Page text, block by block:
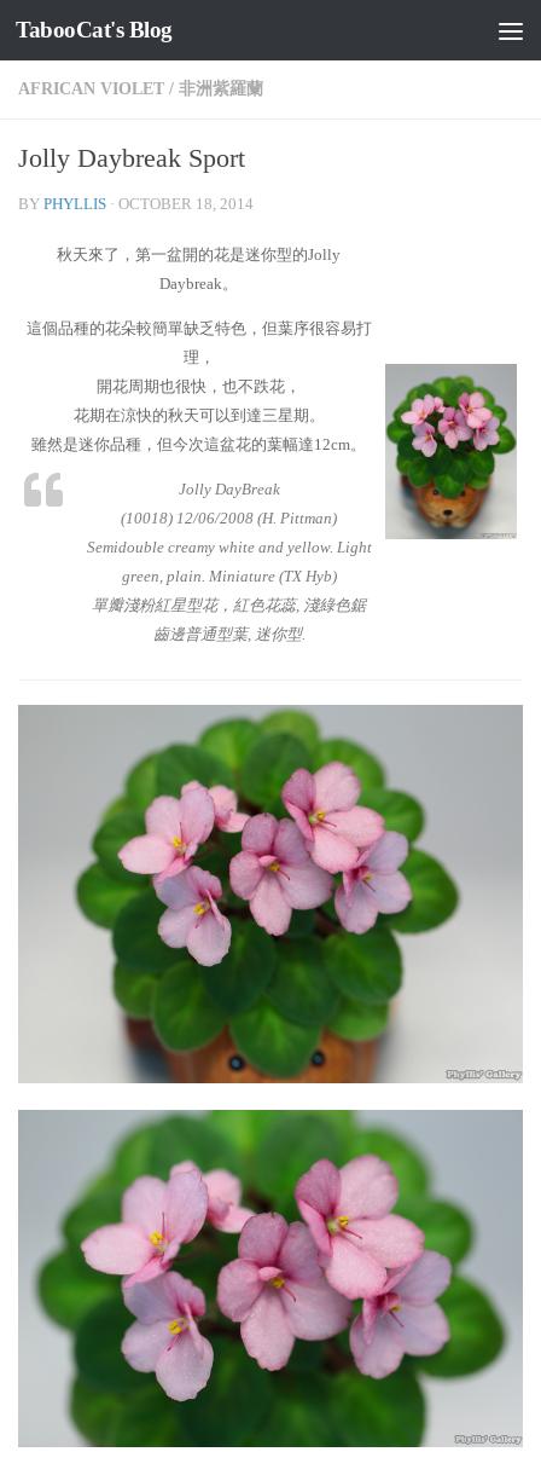
Skip to content
TabooCat's Blog
AFRICAN VIOLET / 非洲紫羅蘭
Jolly Daybreak Sport
BY PHYLLIS · OCTOBER 18, 2014
秋天來了，第一盆開的花是迷你型的Jolly
Daybreak。
這個品種的花朵較簡單缺乏特色，但葉序很容易打
理，
開花周期也很快，也不跌花，
花期在涼快的秋天可以到達三星期。
雖然是迷你品種，但今次這盆花的葉幅達12cm。
Jolly DayBreak
(10018) 12/06/2008 (H. Pittman)
Semidouble creamy white and yellow. Light
green, plain. Miniature (TX Hyb)
單瓣淺粉紅星型花，紅色花蕊, 淺綠色鋸
齒邊普通型葉, 迷你型.